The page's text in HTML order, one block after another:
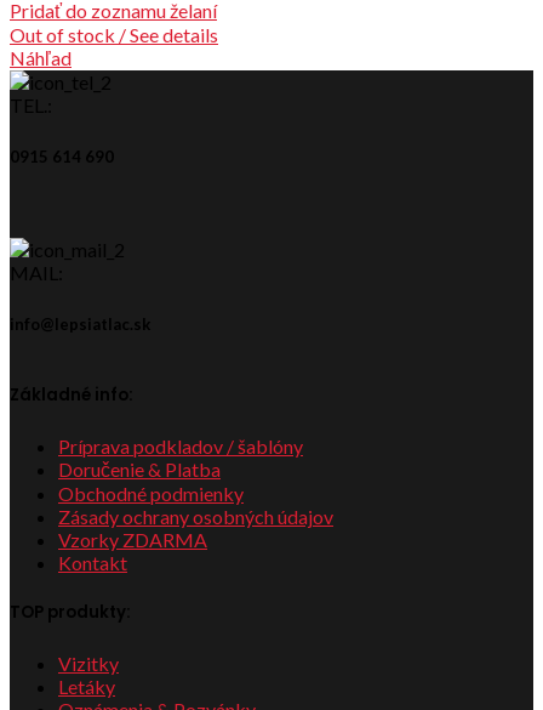
Pridať do zoznamu želaní
Out of stock / See details
Náhľad
TEL.:
0915 614 690
MAIL:
info@lepsiatlac.sk
Základné info:
Príprava podkladov / šablóny
Doručenie & Platba
Obchodné podmienky
Zásady ochrany osobných údajov
Vzorky ZDARMA
Kontakt
TOP produkty:
Vizitky
Letáky